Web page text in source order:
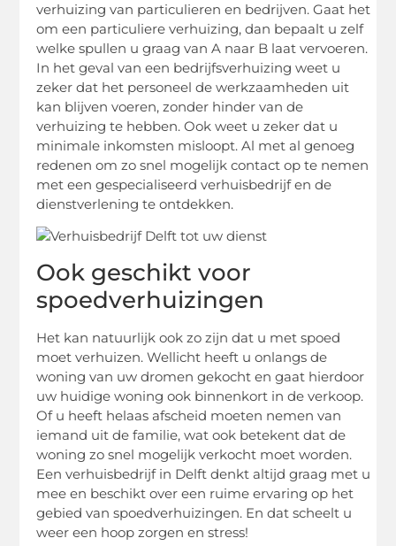
verhuizing van particulieren en bedrijven. Gaat het
om een particuliere verhuizing, dan bepaalt u zelf
welke spullen u graag van A naar B laat vervoeren.
In het geval van een bedrijfsverhuizing weet u
zeker dat het personeel de werkzaamheden uit
kan blijven voeren, zonder hinder van de
verhuizing te hebben. Ook weet u zeker dat u
minimale inkomsten misloopt. Al met al genoeg
redenen om zo snel mogelijk contact op te nemen
met een gespecialiseerd verhuisbedrijf en de
dienstverlening te ontdekken.
Ook geschikt voor
spoedverhuizingen
Het kan natuurlijk ook zo zijn dat u met spoed
moet verhuizen. Wellicht heeft u onlangs de
woning van uw dromen gekocht en gaat hierdoor
uw huidige woning ook binnenkort in de verkoop.
Of u heeft helaas afscheid moeten nemen van
iemand uit de familie, wat ook betekent dat de
woning zo snel mogelijk verkocht moet worden.
Een verhuisbedrijf in Delft denkt altijd graag met u
mee en beschikt over een ruime ervaring op het
gebied van spoedverhuizingen. En dat scheelt u
weer een hoop zorgen en stress!